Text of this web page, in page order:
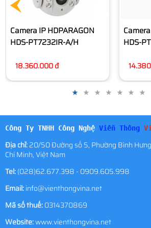
Camera IP HDPARAGON
HDS-PT7225IR-A/H
14.380.000 đ
Công Ty TNHH Công Nghệ Viễn Thông
Địa chỉ:20/50 Đường số 5, Phường Bình
Chí Minh, Việt Nam
Tel:(028)62.677.398 - 0909.605.998
Email:info@vienthongvina.net
Mã số thuế:0314370869
Website:www.vienthongvina.net